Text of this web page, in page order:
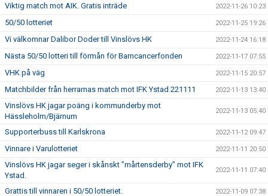
Viktig match mot AIK. Gratis inträde 2022-11-26 10:23
50/50 lotteriet 2022-11-25 19:26
Vi välkomnar Dalibor Doder till Vinslövs HK 2022-11-24 16:18
Nästa 50/50 lotteri till förmån för Barncancerfonden 2022-11-17 07:55
VHK på väg 2022-11-15 20:57
Matchbilder från herrarnas match mot IFK Ystad 221111 2022-11-13 13:40
Vinslövs HK jagar poäng i kommunderby mot
Hässleholm/Bjärnum
2022-11-13 05:40
Supporterbuss till Karlskrona 2022-11-12 09:47
Vinnare i Varulotteriet 2022-11-11 20:50
Vinslövs HK jagar seger i skånskt ”mårtensderby” mot IFK
Ystad.
2022-11-11 07:40
Grattis till vinnaren i 50/50 lotteriet. 2022-11-09 07:38